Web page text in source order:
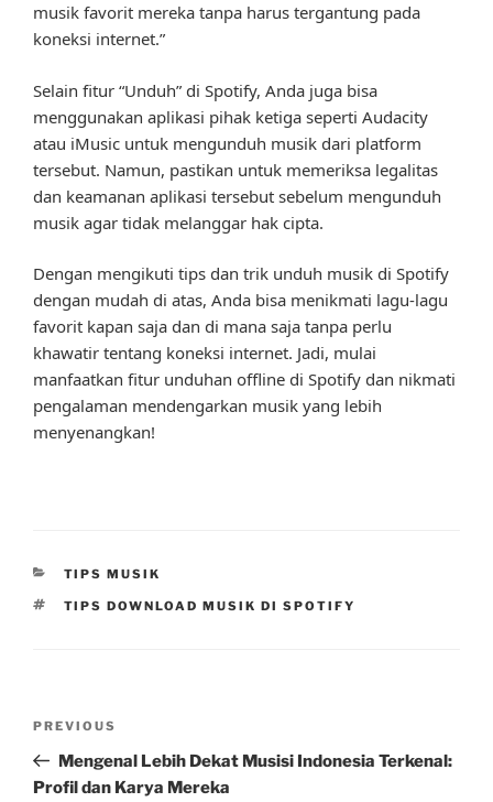
musik favorit mereka tanpa harus tergantung pada
koneksi internet.”
Selain fitur “Unduh” di Spotify, Anda juga bisa
menggunakan aplikasi pihak ketiga seperti Audacity
atau iMusic untuk mengunduh musik dari platform
tersebut. Namun, pastikan untuk memeriksa legalitas
dan keamanan aplikasi tersebut sebelum mengunduh
musik agar tidak melanggar hak cipta.
Dengan mengikuti tips dan trik unduh musik di Spotify
dengan mudah di atas, Anda bisa menikmati lagu-lagu
favorit kapan saja dan di mana saja tanpa perlu
khawatir tentang koneksi internet. Jadi, mulai
manfaatkan fitur unduhan offline di Spotify dan nikmati
pengalaman mendengarkan musik yang lebih
menyenangkan!
CATEGORIES
TIPS MUSIK
TAGS
TIPS DOWNLOAD MUSIK DI SPOTIFY
Previous
Post
PREVIOUS
Mengenal Lebih Dekat Musisi Indonesia Terkenal:
Profil dan Karya Mereka